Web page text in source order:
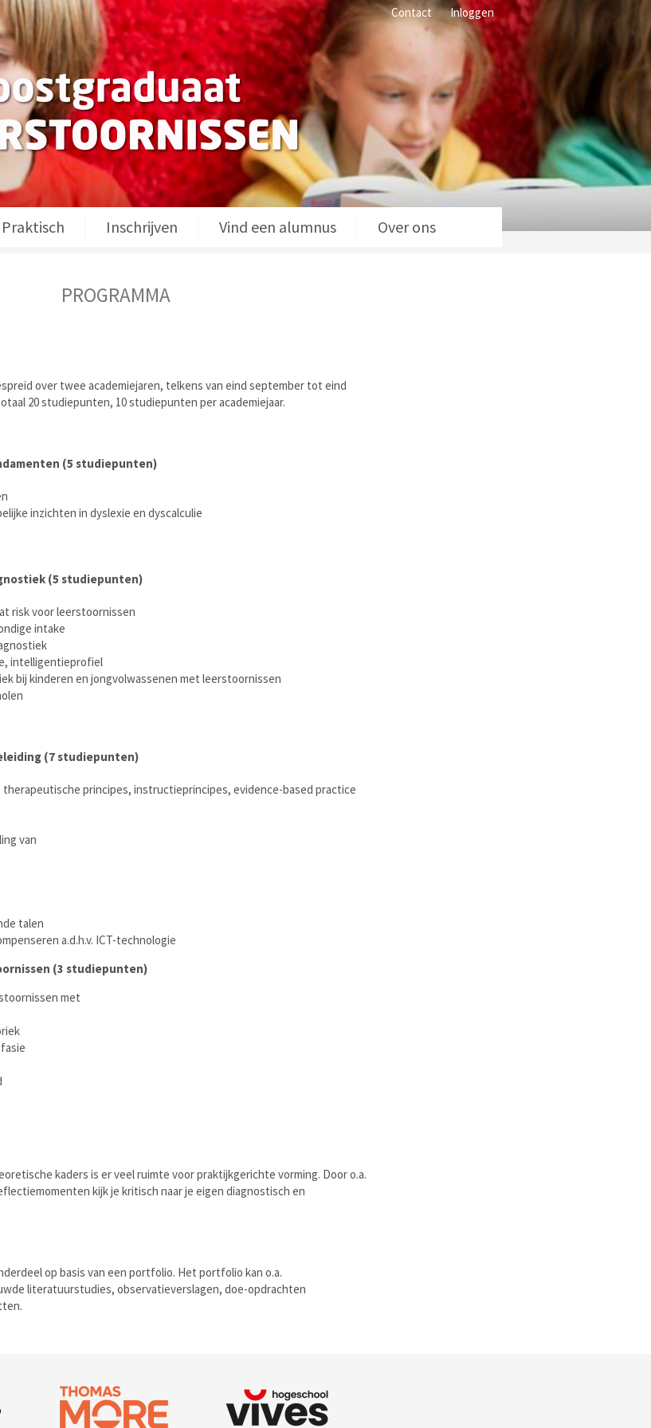
Contact Inloggen
Praktisch Inschrijven Vind een alumnus Over ons
PROGRAMMA
over twee academiejaren, telkens van eind september tot eind
20 studiepunten, 10 studiepunten per academiejaar.
(5 studiepunten)
inzichten in dyslexie en dyscalculie
(5 studiepunten)
risk voor leerstoornissen
intake
intelligentieprofiel
bij kinderen en jongvolwassenen met leerstoornissen
(7 studiepunten)
therapeutische principes, instructieprincipes, evidence-based practice
van
talen
a.d.h.v. ICT-technologie
(3 studiepunten)
met
kaders is er veel ruimte voor praktijkgerichte vorming. Door o.a.
kijk je kritisch naar je eigen diagnostisch en
op basis van een portfolio. Het portfolio kan o.a.
literatuurstudies, observatieverslagen, doe-opdrachten